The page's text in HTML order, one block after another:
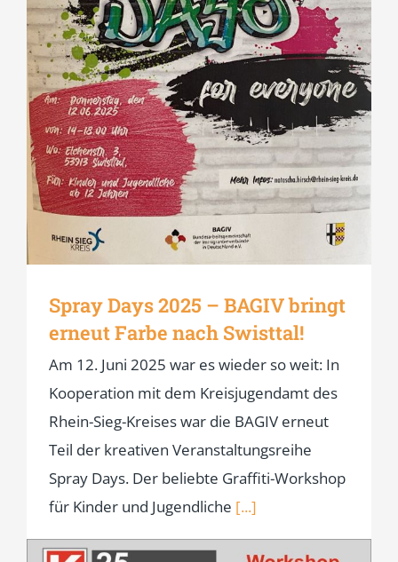
Spray Days 2025 – BAGIV bringt
erneut Farbe nach Swisttal!
Am 12. Juni 2025 war es wieder so weit: In
Kooperation mit dem Kreisjugendamt des
Rhein-Sieg-Kreises war die BAGIV erneut
Teil der kreativen Veranstaltungsreihe
Spray Days. Der beliebte Graffiti-Workshop
für Kinder und Jugendliche [...]